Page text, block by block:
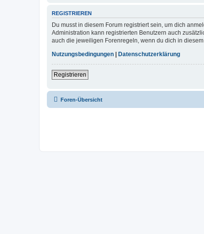
REGISTRIEREN
Du musst in diesem Forum registriert sein, um dich
Administration kann registrierten Benutzern auch
auch die jeweiligen Forenregeln, wenn du dich in diesem
Nutzungsbedingungen | Datenschutzerklärung
Registrieren
Foren-Übersicht